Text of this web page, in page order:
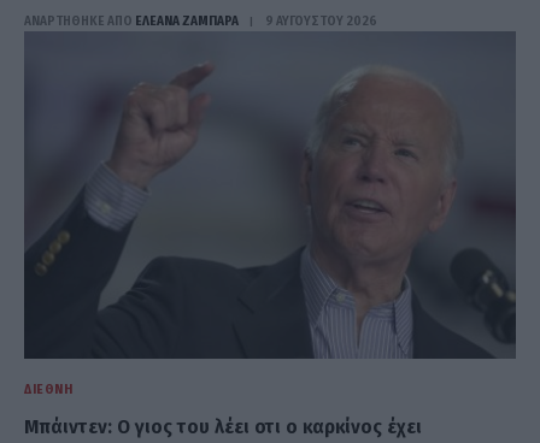
ΑΝΑΡΤΗΘΗΚΕ ΑΠΟ ΕΛΕΑΝΑ ΖΑΜΠΑΡΑ 9 ΑΥΓΟΎΣΤΟΥ 2026
ΔΙΕΘΝΉ
Μπάιντεν: Ο γιος του λέει οτι ο καρκίνος έχει